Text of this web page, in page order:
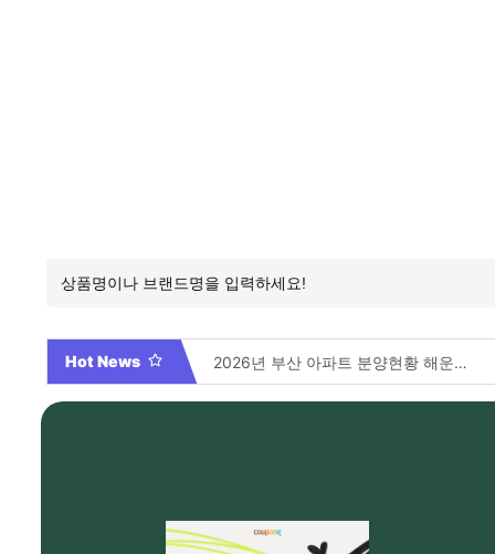
Hot News Video By 대학전쟁 시즌 3 전편 공개 완료!